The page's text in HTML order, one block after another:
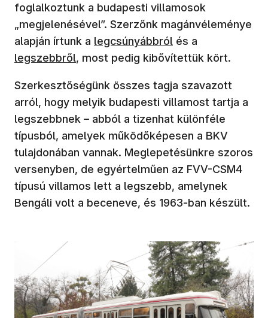
foglalkoztunk a budapesti villamosok
„megjelenésével”. Szerzőnk magánvéleménye
alapján írtunk a legcsúnyábbról és a
legszebbről, most pedig kibővítettük kört.
Szerkesztőségünk összes tagja szavazott
arról, hogy melyik budapesti villamost tartja a
legszebbnek – abból a tizenhat különféle
típusból, amelyek működőképesen a BKV
tulajdonában vannak. Meglepetésünkre szoros
versenyben, de egyértelműen az FVV-CSM4
típusú villamos lett a legszebb, amelynek
Bengáli volt a beceneve, és 1963-ban készült.